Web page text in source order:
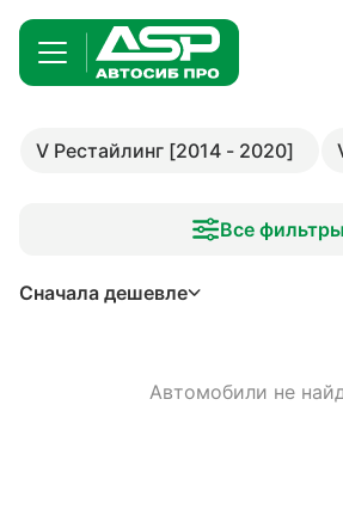
V Рестайлинг [2014 - 2020]
Все фильтры
Сначала дешевле
Автомобили не